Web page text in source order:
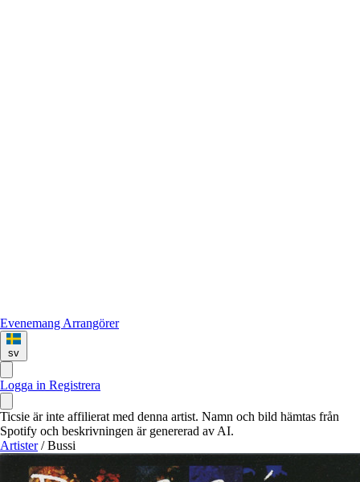
Evenemang Arrangörer
sv
Logga in Registrera
Ticsie är inte affilierat med denna artist. Namn och bild hämtas från
Spotify och beskrivningen är genererad av AI.
Artister / Bussi